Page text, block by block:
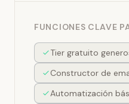
FUNCIONES CLAVE
Tier gratuito
Constructor de
Automatización